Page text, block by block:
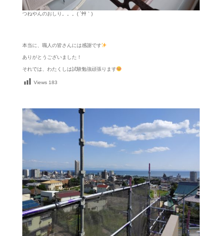
つねやんのおしり。。。( ´艸｀)
本当に、職人の皆さんには感謝です
ありがとうございました！
それでは、わたくしは試験勉強頑張ります
Views 183